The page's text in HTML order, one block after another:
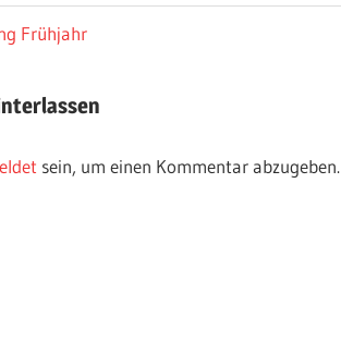
Frühjahr
sein, um einen Kommentar abzugeben.